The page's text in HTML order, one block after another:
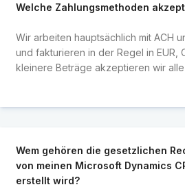
Welche Zahlungsmethoden
Wir arbeiten hauptsächlich mit ACH
und fakturieren in der Regel in EUR,
kleinere Beträge akzeptieren wir
Wem gehören die gesetzlichen
von meinen Microsoft Dynamics
erstellt wird?